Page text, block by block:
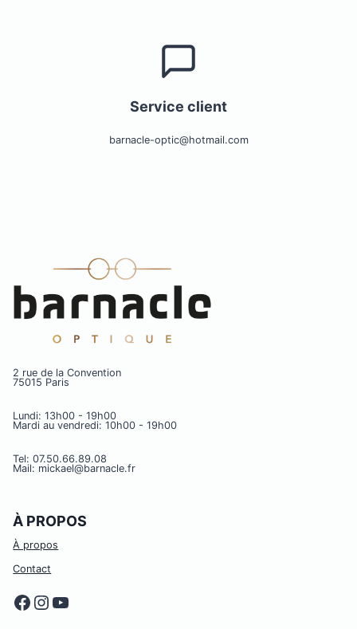
Service client
barnacle-optic@hotmail.com
2 rue de la Convention
75015 Paris
Lundi: 13h00 - 19h00
Mardi au vendredi: 10h00 - 19h00
Tel: 07.50.66.89.08
Mail: mickael@barnacle.fr
À PROPOS
À propos
Contact
Facebook
Instagram
YouTube